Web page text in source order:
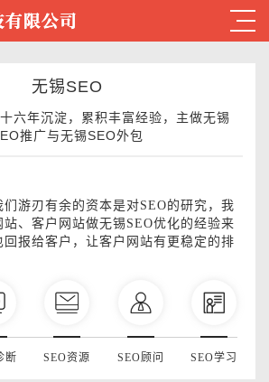
无锡SEO
六年沉淀，累积丰富经验，主做无锡
推广与无锡SEO外包
们游刃有余的资本是对SEO的研究，我
、客户网站做无锡SEO优化的经验来
报给客户，让客户网站有更稳定的排
断 SEO资源 SEO顾问 SEO学习